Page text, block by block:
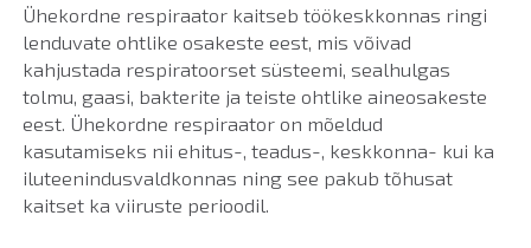
Ühekordne respiraator kaitseb töökeskkonnas ringi
lenduvate ohtlike osakeste eest, mis võivad
kahjustada respiratoorset süsteemi, sealhulgas
tolmu, gaasi, bakterite ja teiste ohtlike aineosakeste
eest. Ühekordne respiraator on mõeldud
kasutamiseks nii ehitus-, teadus-, keskkonna- kui ka
iluteenindusvaldkonnas ning see pakub tõhusat
kaitset ka viiruste perioodil.